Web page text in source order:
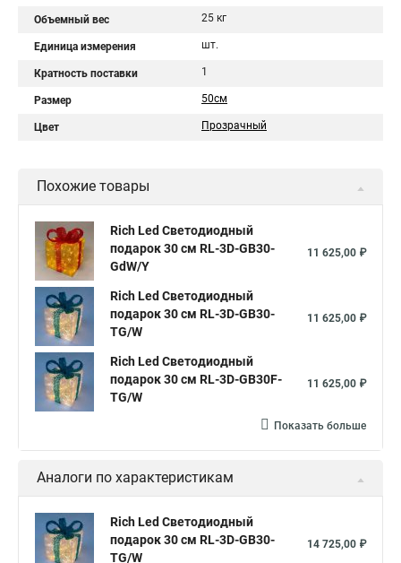
Объемный вес 25 кг
Единица измерения шт.
Кратность поставки 1
Размер 50см
Цвет Прозрачный
Похожие товары
Rich Led Светодиодный
подарок 30 см RL-3D-GB30-
GdW/Y
11 625,00 ₽
Rich Led Светодиодный
подарок 30 см RL-3D-GB30-
TG/W
11 625,00 ₽
Rich Led Светодиодный
подарок 30 см RL-3D-GB30F-
TG/W
11 625,00 ₽
Показать больше
Аналоги по характеристикам
Rich Led Светодиодный
подарок 30 см RL-3D-GB30-
TG/W
14 725,00 ₽